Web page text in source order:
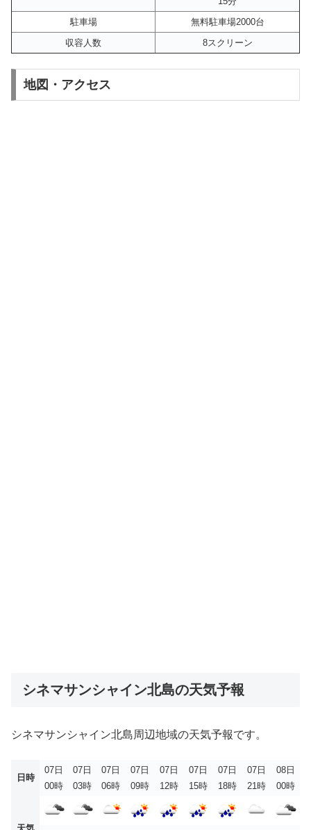
駐車場
無料駐車場2000台
収容人数
8スクリーン
地図・アクセス
シネマサンシャイン北島の天気予報
シネマサンシャイン北島周辺地域の天気予報です。
日時
07日
00時
07日
03時
07日
06時
07日
09時
07日
12時
07日
15時
07日
18時
07日
21時
08日
00時